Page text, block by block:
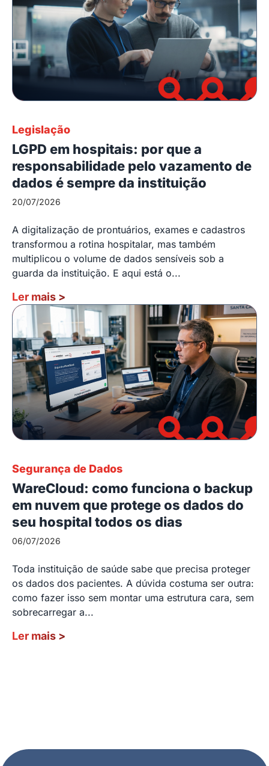
Legislação
LGPD em hospitais: por que a
responsabilidade pelo vazamento de
dados é sempre da instituição
20/07/2026
A digitalização de prontuários, exames e cadastros
transformou a rotina hospitalar, mas também
multiplicou o volume de dados sensíveis sob a
guarda da instituição. E aqui está o...
Ler mais >
Segurança de Dados
WareCloud: como funciona o backup
em nuvem que protege os dados do
seu hospital todos os dias
06/07/2026
Toda instituição de saúde sabe que precisa proteger
os dados dos pacientes. A dúvida costuma ser outra:
como fazer isso sem montar uma estrutura cara, sem
sobrecarregar a...
Ler mais >